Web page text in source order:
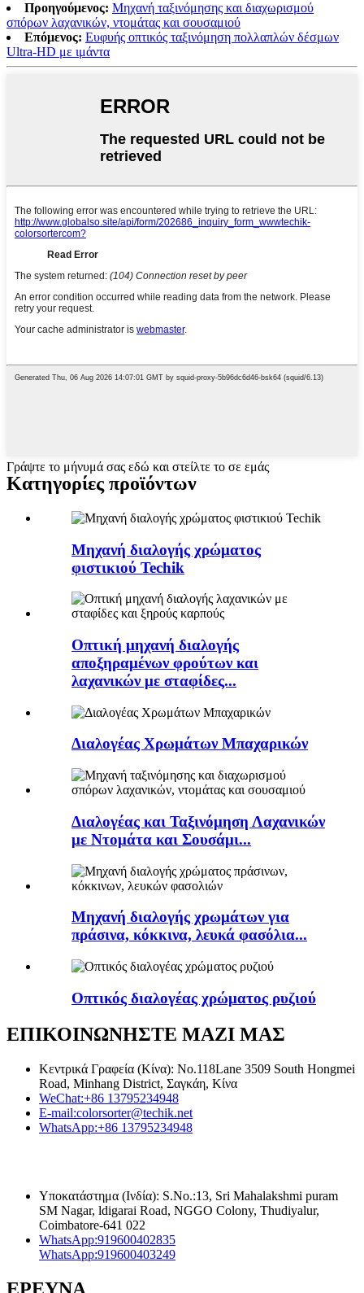
Προηγούμενος: Μηχανή ταξινόμησης και διαχωρισμού
σπόρων λαχανικών, ντομάτας και σουσαμιού
Επόμενος: Ευφυής οπτικός ταξινόμηση πολλαπλών δέσμων
Ultra-HD με ιμάντα
Γράψτε το μήνυμά σας εδώ και στείλτε το σε εμάς
Κατηγορίες προϊόντων
Μηχανή διαλογής χρώματος
φιστικιού Techik
Οπτική μηχανή διαλογής
αποξηραμένων φρούτων και
λαχανικών με σταφίδες...
Διαλογέας Χρωμάτων Μπαχαρικών
Διαλογέας και Ταξινόμηση Λαχανικών
με Ντομάτα και Σουσάμι...
Μηχανή διαλογής χρωμάτων για
πράσινα, κόκκινα, λευκά φασόλια...
Οπτικός διαλογέας χρώματος ρυζιού
ΕΠΙΚΟΙΝΩΝΗΣΤΕ ΜΑΖΙ ΜΑΣ
Κεντρικά Γραφεία (Κίνα): No.118Lane 3509 South Hongmei
Road, Minhang District, Σαγκάη, Κίνα
WeChat:+86 13795234948
E-mail:colorsorter@techik.net
WhatsApp:+86 13795234948
Υποκατάστημα (Ινδία): S.No.:13, Sri Mahalakshmi puram
SM Nagar, ldigarai Road, NGGO Colony, Thudiyalur,
Coimbatore-641 022
WhatsApp:919600402835
WhatsApp:919600403249